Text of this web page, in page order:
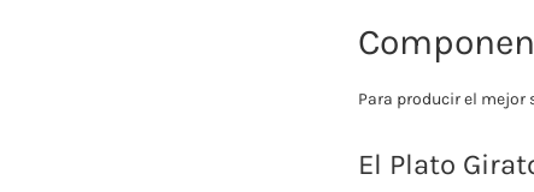
Para producir el mejor
El Plato